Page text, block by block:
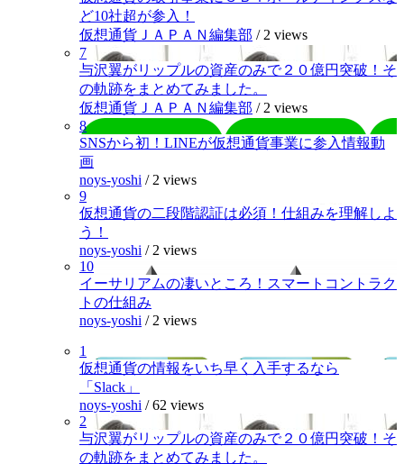
ど10社超が参入！
仮想通貨ＪＡＰＡＮ編集部 / 2 views
7
与沢翼がリップルの資産のみで２０億円突破！そ
の軌跡をまとめてみました。
仮想通貨ＪＡＰＡＮ編集部 / 2 views
8
SNSから初！LINEが仮想通貨事業に参入情報動
画
noys-yoshi / 2 views
9
仮想通貨の二段階認証は必須！仕組みを理解しよ
う！
noys-yoshi / 2 views
10
イーサリアムの凄いところ！スマートコントラク
トの仕組み
noys-yoshi / 2 views
1
仮想通貨の情報をいち早く入手するなら
「Slack」
noys-yoshi /62 views
2
与沢翼がリップルの資産のみで２０億円突破！そ
の軌跡をまとめてみました。